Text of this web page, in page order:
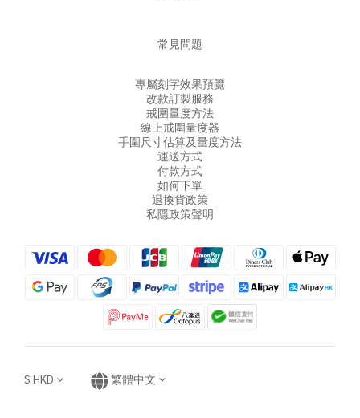
常見問題
專屬刻字效果預覽
改款訂製服務
戒圍量度方法
線上戒圍量度器
手圍尺寸估算及量度方法
運送方式
付款方式
如何下單
退換貨政策
私隱政策聲明
$ HKD 繁體中文